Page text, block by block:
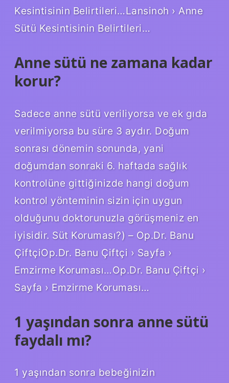
Kesintisinin Belirtileri…Lansinoh › Anne
Sütü Kesintisinin Belirtileri…
Anne sütü ne zamana kadar
korur?
Sadece anne sütü veriliyorsa ve ek gıda
verilmiyorsa bu süre 3 aydır. Doğum
sonrası dönemin sonunda, yani
doğumdan sonraki 6. haftada sağlık
kontrolüne gittiğinizde hangi doğum
kontrol yönteminin sizin için uygun
olduğunu doktorunuzla görüşmeniz en
iyisidir. Süt Koruması?) – Op.Dr. Banu
ÇiftçiOp.Dr. Banu Çiftçi › Sayfa ›
Emzirme Koruması…Op.Dr. Banu Çiftçi ›
Sayfa › Emzirme Koruması…
1 yaşından sonra anne sütü
faydalı mı?
1 yaşından sonra bebeğinizin